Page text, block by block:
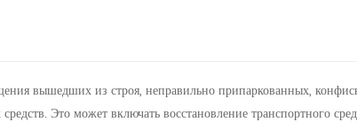
вышедших из строя, неправильно припаркованных,
Это может включать восстановление транспортного